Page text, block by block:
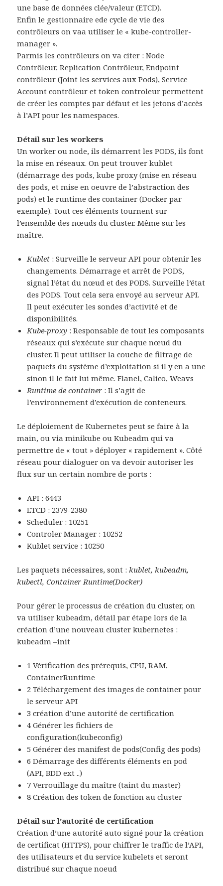
une base de données clée/valeur (ETCD).
Enfin le gestionnaire ede cycle de vie des
contrôleurs on vaa utiliser le « kube-controller-
manager ».
Parmis les contrôleurs on va citer : Node
Contrôleur, Replication Contrôleur, Endpoint
contrôleur (Joint les services aux Pods), Service
Account contrôleur et token controleur permettent
de créer les comptes par défaut et les jetons d’accès
à l’API pour les namespaces.
Détail sur les workers
Un worker ou node, ils démarrent les PODS, ils font
la mise en réseaux. On peut trouver kublet
(démarrage des pods, kube proxy (mise en réseau
des pods, et mise en oeuvre de l’abstraction des
pods) et le runtime des container (Docker par
exemple). Tout ces éléments tournent sur
l’ensemble des nœuds du cluster. Même sur les
maître.
Kublet : Surveille le serveur API pour obtenir les
changements. Démarrage et arrêt de PODS,
signal l’état du nœud et des PODS. Surveille l’état
des PODS. Tout cela sera envoyé au serveur API.
Il peut exécuter les sondes d’activité et de
disponibilités.
Kube-proxy : Responsable de tout les composants
réseaux qui s’exécute sur chaque nœud du
cluster. Il peut utiliser la couche de filtrage de
paquets du système d’exploitation si il y en a une
sinon il le fait lui même. Flanel, Calico, Weavs
Runtime de container : Il s’agit de
l’environnement d’exécution de conteneurs.
Le déploiement de Kubernetes peut se faire à la
main, ou via minikube ou Kubeadm qui va
permettre de « tout » déployer « rapidement ». Côté
réseau pour dialoguer on va devoir autoriser les
flux sur un certain nombre de ports :
API : 6443
ETCD : 2379-2380
Scheduler : 10251
Controler Manager : 10252
Kublet service : 10250
Les paquets nécessaires, sont :kublet, kubeadm,
kubectl, Container Runtime(Docker)
Pour gérer le processus de création du cluster, on
va utiliser kubeadm, détail par étape lors de la
création d’une nouveau cluster kubernetes :
kubeadm –init
1 Vérification des prérequis, CPU, RAM,
ContainerRuntime
2 Téléchargement des images de container pour
le serveur API
3 création d’une autorité de certification
4 Générer les fichiers de
configuration(kubeconfig)
5 Générer des manifest de pods(Config des pods)
6 Démarrage des différents éléments en pod
(API, BDD ext ..)
7 Verrouillage du maître (taint du master)
8 Création des token de fonction au cluster
Détail sur l’autorité de certification
Création d’une autorité auto signé pour la création
de certificat (HTTPS), pour chiffrer le traffic de l’API,
des utilisateurs et du service kubelets et seront
distribué sur chaque noeud